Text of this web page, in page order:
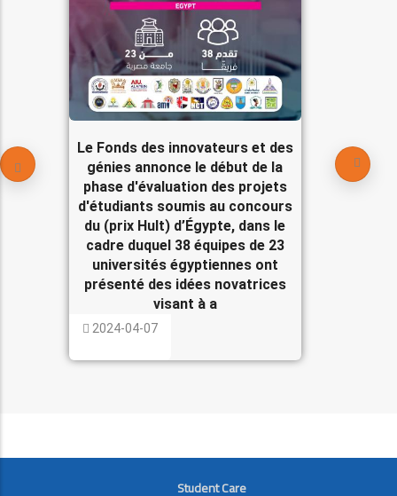
Le Fonds des innovateurs et des
génies annonce le début de la
phase d'évaluation des projets
d'étudiants soumis au concours
du (prix Hult) d’Égypte, dans le
cadre duquel 38 équipes de 23
universités égyptiennes ont
présenté des idées novatrices
visant à a
2024-04-07
FOOTER
Student Care